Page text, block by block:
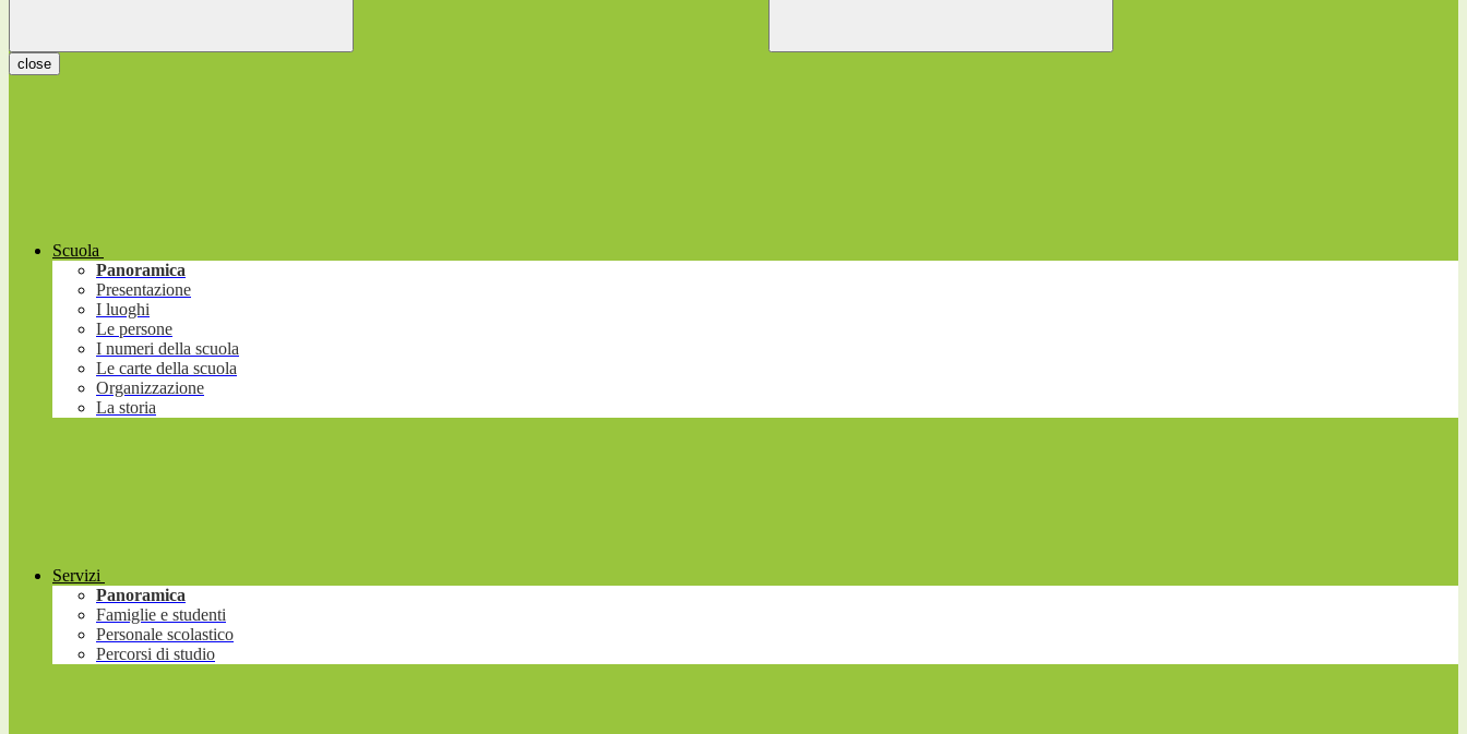
close
Scuola
Panoramica
Presentazione
I luoghi
Le persone
I numeri della scuola
Le carte della scuola
Organizzazione
La storia
Servizi
Panoramica
Famiglie e studenti
Personale scolastico
Percorsi di studio